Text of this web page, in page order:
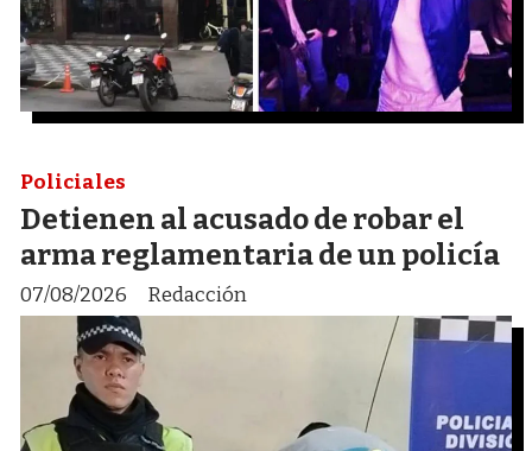
Detienen al acusado de robar el
arma reglamentaria de un policía
Redacción
Policiales
07/08/2026